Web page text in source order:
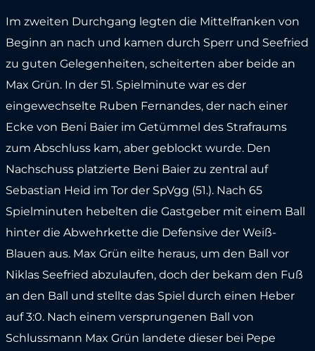
Im zweiten Durchgang legten die Mittelfranken von
Beginn an nach und kamen durch Sperr und Seefried
zu guten Gelegenheiten, scheiterten aber beide an
Max Grün. In der 51. Spielminute war es der
eingewechselte Ruben Fernandes, der nach einer
Ecke von Beni Baier im Getümmel des Strafraums
zum Abschluss kam, aber geblockt wurde. Den
Nachschuss platzierte Beni Baier zu zentral auf
Sebastian Heid im Tor der SpVgg (51.). Nach 65
Spielminuten hebelten die Gastgeber mit einem Ball
hinter die Abwehrkette die Defensive der Weiß-
Blauen aus. Max Grün eilte heraus, um den Ball vor
Niklas Seefried abzulaufen, doch der bekam den Fuß
an den Ball und stellte das Spiel durch einen Heber
auf 3:0. Nach einem versprungenen Ball von
Schlussmann Max Grün landete dieser bei Pepe